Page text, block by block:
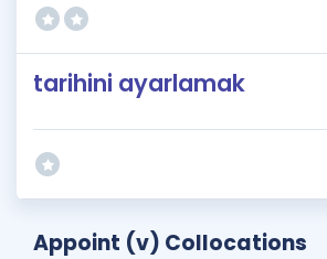
tarihini ayarlamak
Appoint (v) Collocations